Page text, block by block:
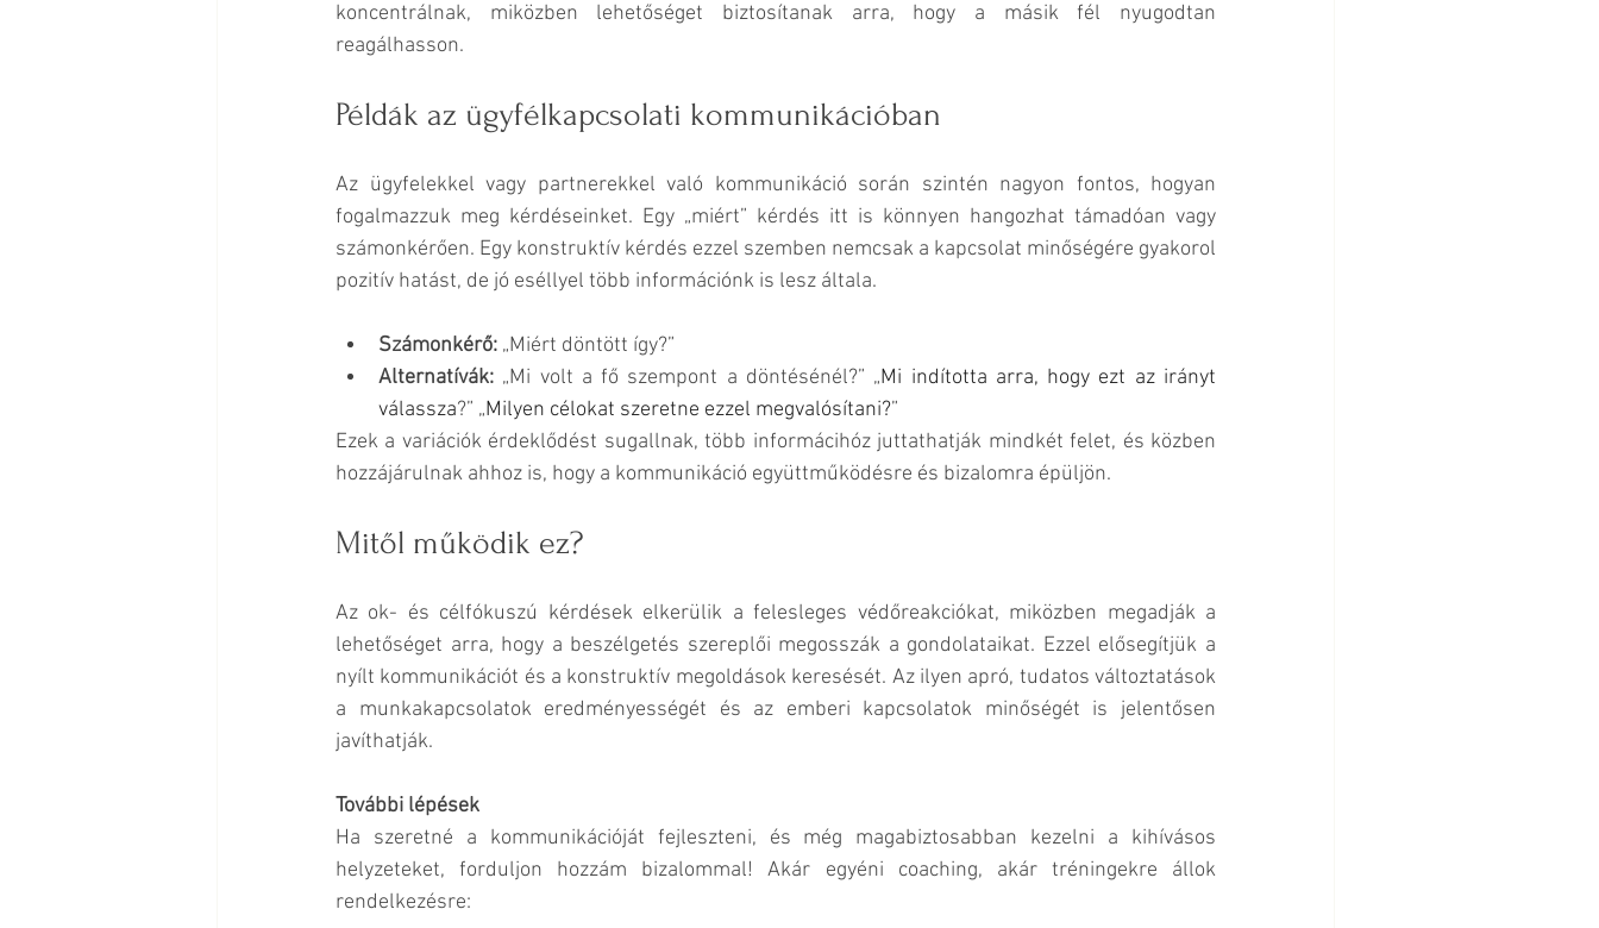
koncentrálnak, miközben lehetőséget biztosítanak arra, hogy a másik fél nyugodtan
reagálhasson.
Példák az ügyfélkapcsolati kommunikációban
Az ügyfelekkel vagy partnerekkel való kommunikáció során szintén nagyon fontos, hogyan
fogalmazzuk meg kérdéseinket. Egy „miért” kérdés itt is könnyen hangozhat támadóan vagy
számonkérően. Egy konstruktív kérdés ezzel szemben nemcsak a kapcsolat minőségére gyakorol
pozitív hatást, de jó eséllyel több információnk is lesz általa.
Számonkérő: „Miért döntött így?”
Alternatívák: „Mi volt a fő szempont a döntésénél?” „Mi indította arra, hogy ezt az irányt
válassza?” „Milyen célokat szeretne ezzel megvalósítani?”
Ezek a variációk érdeklődést sugallnak, több informácihóz juttathatják mindkét felet, és közben
hozzájárulnak ahhoz is, hogy a kommunikáció együttműködésre és bizalomra épüljön.
Mitől működik ez?
Az ok- és célfókuszú kérdések elkerülik a felesleges védőreakciókat, miközben megadják a
lehetőséget arra, hogy a beszélgetés szereplői megosszák a gondolataikat. Ezzel elősegítjük a
nyílt kommunikációt és a konstruktív megoldások keresését. Az ilyen apró, tudatos változtatások
a munkakapcsolatok eredményességét és az emberi kapcsolatok minőségét is jelentősen
javíthatják.
További lépések
Ha szeretné a kommunikációját fejleszteni, és még magabiztosabban kezelni a kihívásos
helyzeteket, forduljon hozzám bizalommal! Akár egyéni coaching, akár tréningekre állok
rendelkezésre: